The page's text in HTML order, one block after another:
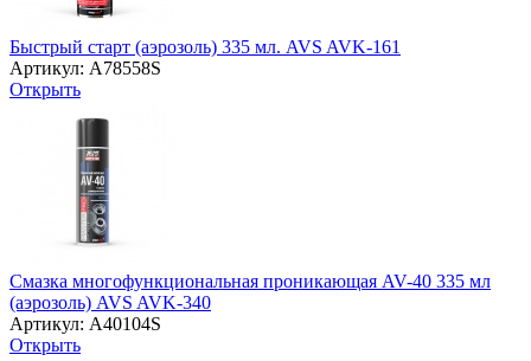
Быстрый старт (аэрозоль) 335 мл. AVS AVK-161
Артикул: A78558S
Открыть
Смазка многофункциональная проникающая AV-40 335 мл
(аэрозоль) AVS AVK-340
Артикул: A40104S
Открыть